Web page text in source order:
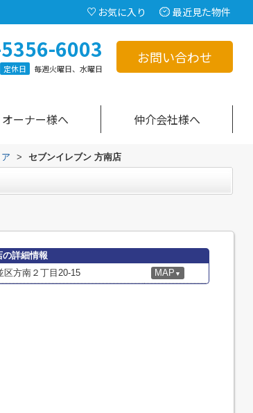
お気に入り 最近見た物件
6003
定休日 毎週火曜日、水曜日
お問い合わせ
オーナー様へ 仲介会社様へ
> セブンイレブン 方南店
詳細情報
区方南２丁目20-15 MAP ▼